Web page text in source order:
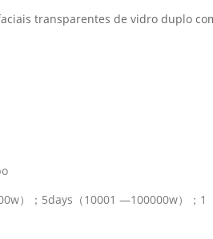
transparentes de vidro duplo
）；5days（10001 —100000w）；1